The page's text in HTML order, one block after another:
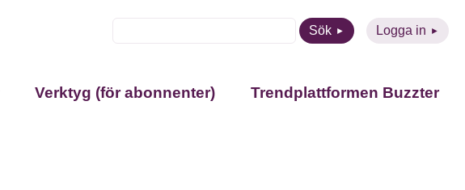
Sök Logga in
Verktyg (för abonnenter) Trendplattformen Buzzter